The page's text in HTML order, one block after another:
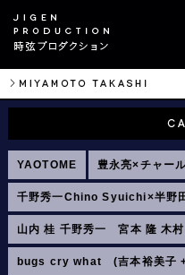
YAOTOME 豊永亮×チャー
千野秀一Chino Syuichi×半野
山内 桂 千野秀一 宮本 隆 木
bugs cry what (吉本裕美子